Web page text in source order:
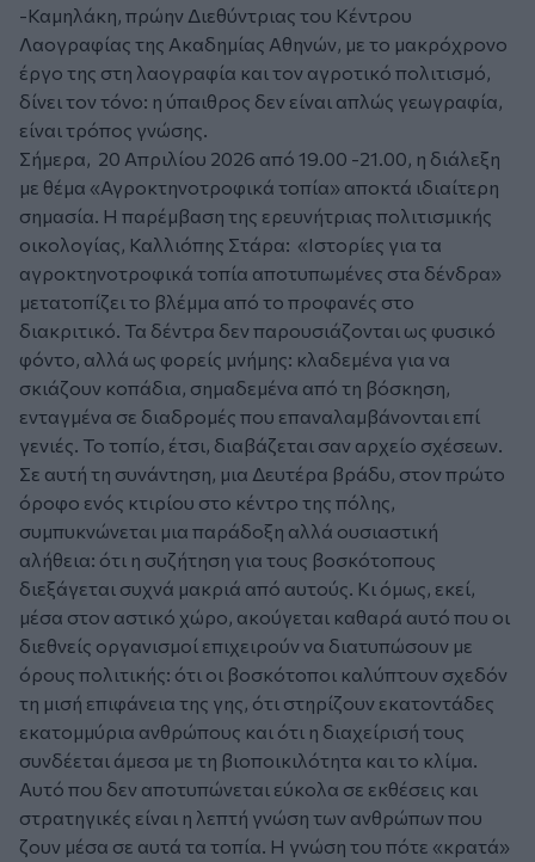
-Καμηλάκη, πρώην Διεθύντριας του Κέντρου
Λαογραφίας της Ακαδημίας Αθηνών, με το μακρόχρονο
έργο της στη λαογραφία και τον αγροτικό πολιτισμό,
δίνει τον τόνο: η ύπαιθρος δεν είναι απλώς γεωγραφία,
είναι τρόπος γνώσης.
Σήμερα, 20 Απριλίου 2026 από 19.00 -21.00, η διάλεξη
με θέμα «Αγροκτηνοτροφικά τοπία» αποκτά ιδιαίτερη
σημασία. Η παρέμβαση της ερευνήτριας πολιτισμικής
οικολογίας, Καλλιόπης Στάρα: «Ιστορίες για τα
αγροκτηνοτροφικά τοπία αποτυπωμένες στα δένδρα»
μετατοπίζει το βλέμμα από το προφανές στο
διακριτικό. Τα δέντρα δεν παρουσιάζονται ως φυσικό
φόντο, αλλά ως φορείς μνήμης: κλαδεμένα για να
σκιάζουν κοπάδια, σημαδεμένα από τη βόσκηση,
ενταγμένα σε διαδρομές που επαναλαμβάνονται επί
γενιές. Το τοπίο, έτσι, διαβάζεται σαν αρχείο σχέσεων.
Σε αυτή τη συνάντηση, μια Δευτέρα βράδυ, στον πρώτο
όροφο ενός κτιρίου στο κέντρο της πόλης,
συμπυκνώνεται μια παράδοξη αλλά ουσιαστική
αλήθεια: ότι η συζήτηση για τους βοσκότοπους
διεξάγεται συχνά μακριά από αυτούς. Κι όμως, εκεί,
μέσα στον αστικό χώρο, ακούγεται καθαρά αυτό που οι
διεθνείς οργανισμοί επιχειρούν να διατυπώσουν με
όρους πολιτικής: ότι οι βοσκότοποι καλύπτουν σχεδόν
τη μισή επιφάνεια της γης, ότι στηρίζουν εκατοντάδες
εκατομμύρια ανθρώπους και ότι η διαχείρισή τους
συνδέεται άμεσα με τη βιοποικιλότητα και το κλίμα.
Αυτό που δεν αποτυπώνεται εύκολα σε εκθέσεις και
στρατηγικές είναι η λεπτή γνώση των ανθρώπων που
ζουν μέσα σε αυτά τα τοπία. Η γνώση του πότε «κρατά»